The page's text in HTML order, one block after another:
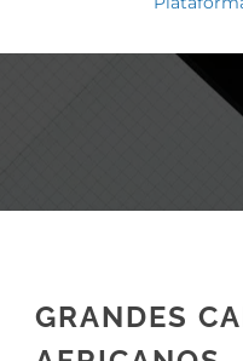
GRANDES